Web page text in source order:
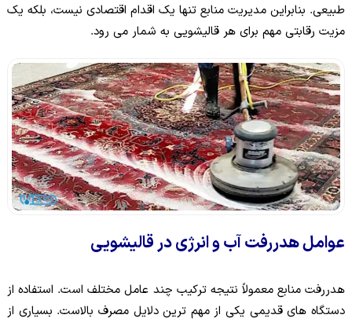
طبیعی. بنابراین مدیریت منابع تنها یک اقدام اقتصادی نیست، بلکه یک
مزیت رقابتی مهم برای هر قالیشویی به شمار می رود.
عوامل هدررفت آب و انرژی در قالیشویی
هدررفت منابع معمولاً نتیجه ترکیب چند عامل مختلف است. استفاده از
دستگاه های قدیمی یکی از مهم ترین دلایل مصرف بالاست. بسیاری از